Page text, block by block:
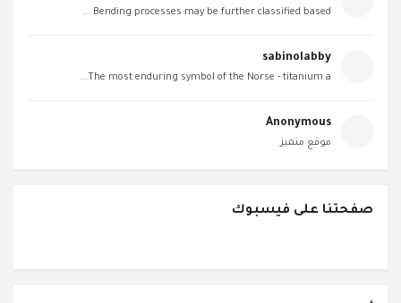
Bending processes may be further classified based ...
sabinolabby
The most enduring symbol of the Norse - titanium a...
Anonymous
موقع متميز
صفحتنا على فيسبوك